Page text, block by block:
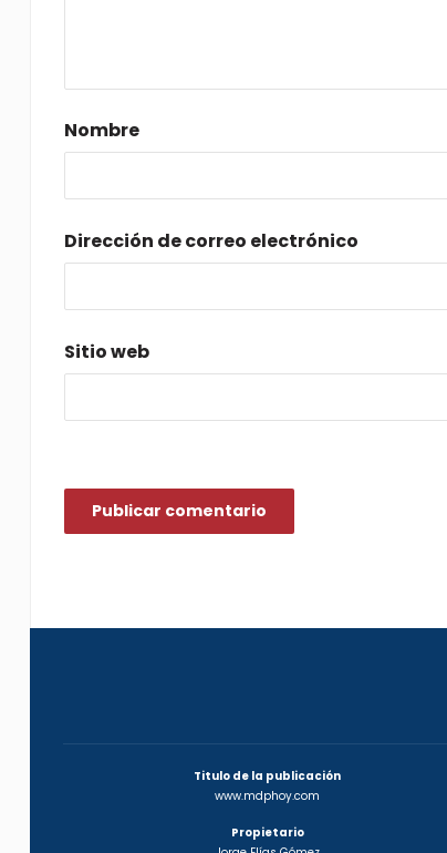
Nombre
Dirección de correo electrónico
Sitio web
Titulo de la publicación
www.mdphoy.com
Propietario